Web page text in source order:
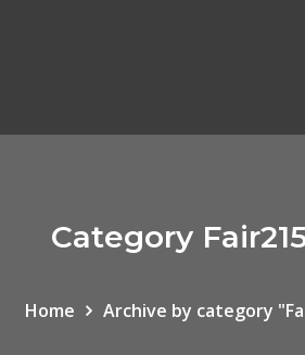
Category
Home Archive by category